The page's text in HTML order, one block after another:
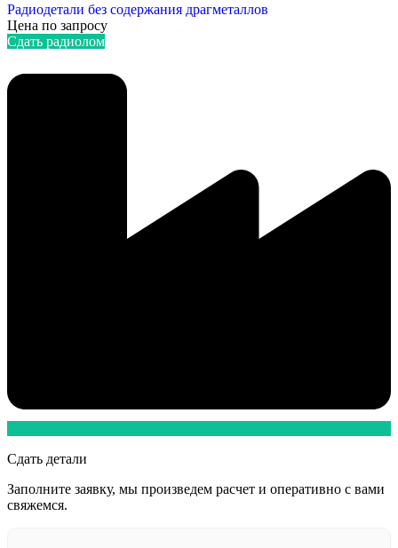
Радиодетали без содержания драгметаллов
Цена по запросу
Сдать радиолом
Сдать детали
Заполните заявку, мы произведем расчет и оперативно с вами
свяжемся.